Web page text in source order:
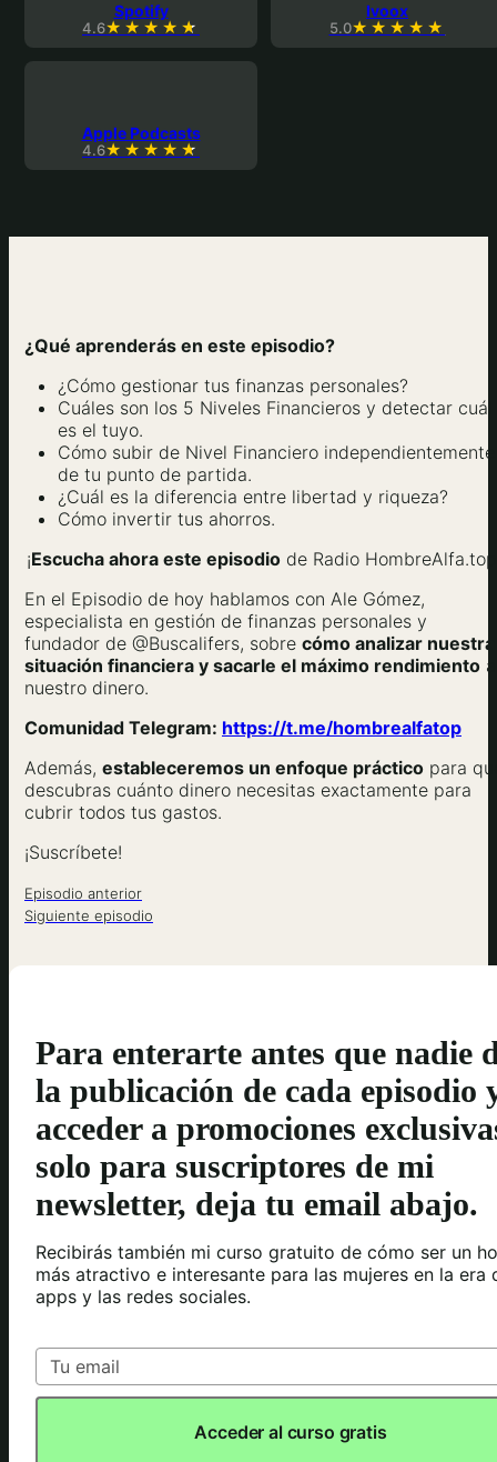
Spotify
4.6
Ivoox
5.0
Apple Podcasts
4.6
¿Qué aprenderás en este episodio?
¿Cómo gestionar tus finanzas personales?
Cuáles son los 5 Niveles Financieros y detectar cuál
es el tuyo.
Cómo subir de Nivel Financiero independientemente
de tu punto de partida.
¿Cuál es la diferencia entre libertad y riqueza?
Cómo invertir tus ahorros.
¡Escucha ahora este episodio de Radio
En el Episodio de hoy hablamos con Ale Gómez,
especialista en gestión de finanzas personales y
fundador de @Buscalifers, sobre cómo analizar nuestra
situación financiera y sacarle el máximo rendimiento a
nuestro dinero.
Comunidad Telegram: https://t.me/hombrealfatop
Además, estableceremos un enfoque práctico para
descubras cuánto dinero necesitas exactamente para
cubrir todos tus gastos.
¡Suscríbete!
Episodio anterior
Siguiente episodio
Para enterarte antes que nadie
la publicación de cada episodio
acceder a promociones
solo para suscriptores de mi
newsletter, deja tu email abajo.
Recibirás también mi curso gratuito de cómo ser un
más atractivo e interesante para las mujeres en la era
apps y las redes sociales.
Acceder al curso gratis